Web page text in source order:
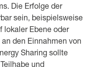
Die Erfolge der
sein, beispielsweise
lokaler Ebene oder
den Einnahmen von
Sharing sollte
und